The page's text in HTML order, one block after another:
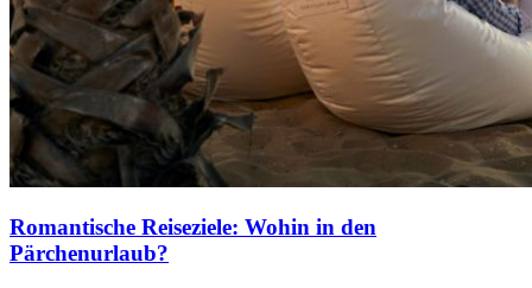
Romantische Reiseziele: Wohin in den
Pärchenurlaub?